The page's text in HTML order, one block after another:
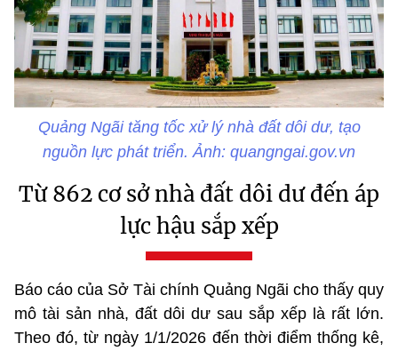
Quảng Ngãi tăng tốc xử lý nhà đất dôi dư, tạo
nguồn lực phát triển. Ảnh: quangngai.gov.vn
Từ 862 cơ sở nhà đất dôi dư đến áp
lực hậu sắp xếp
Báo cáo của Sở Tài chính Quảng Ngãi cho thấy quy
mô tài sản nhà, đất dôi dư sau sắp xếp là rất lớn.
Theo đó, từ ngày 1/1/2026 đến thời điểm thống kê,